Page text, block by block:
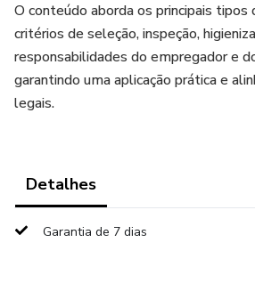
O conteúdo aborda os principais tipos
critérios de seleção, inspeção,
responsabilidades do empregador e
garantindo uma aplicação prática e
legais.
Detalhes
Garantia de 7 dias